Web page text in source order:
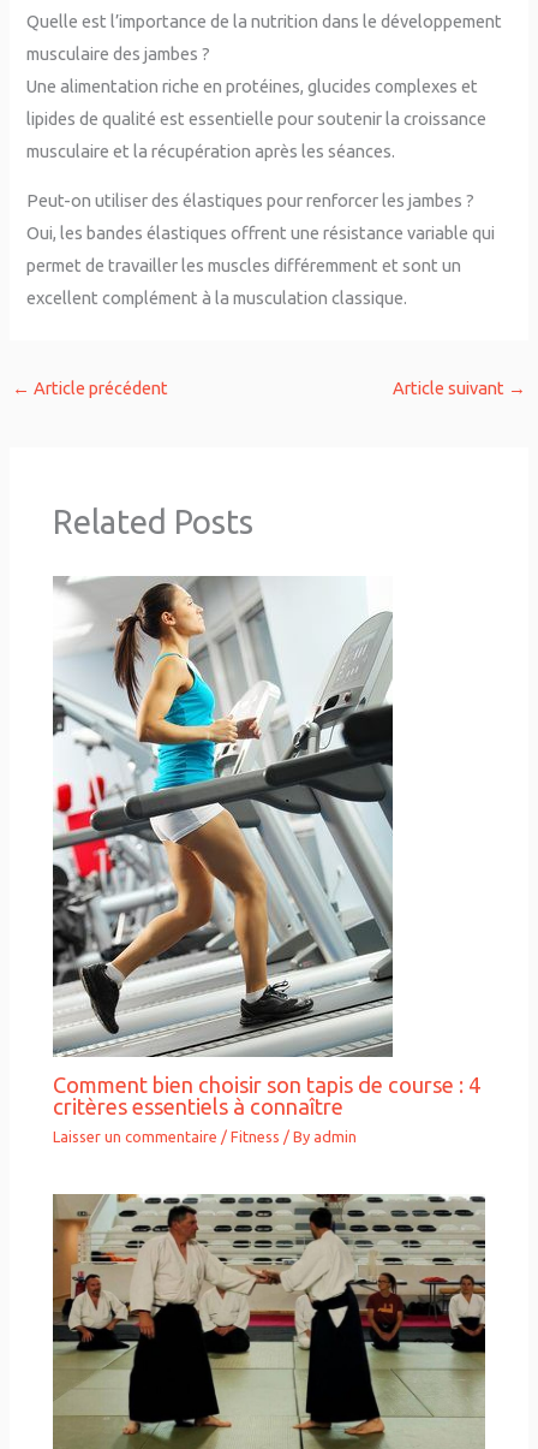
Quelle est l’importance de la nutrition dans le développement
musculaire des jambes ?
Une alimentation riche en protéines, glucides complexes et
lipides de qualité est essentielle pour soutenir la croissance
musculaire et la récupération après les séances.
Peut-on utiliser des élastiques pour renforcer les jambes ?
Oui, les bandes élastiques offrent une résistance variable qui
permet de travailler les muscles différemment et sont un
excellent complément à la musculation classique.
← Article précédent Article suivant →
Related Posts
Comment bien choisir son tapis de course : 4
critères essentiels à connaître
Laisser un commentaire /Fitness / By admin